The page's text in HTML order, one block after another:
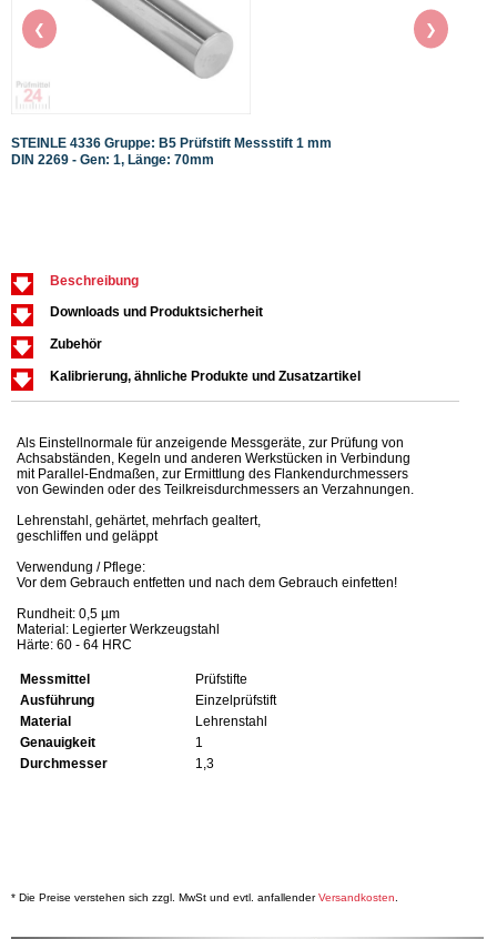
STEINLE 4336 Gruppe: B5 Prüfstift Messstift 1 mm
DIN 2269 - Gen: 1, Länge: 70mm
❮ ❯
Beschreibung
Downloads und Produktsicherheit
Zubehör
Kalibrierung, ähnliche Produkte und Zusatzartikel
Als Einstellnormale für anzeigende Messgeräte, zur Prüfung von
Achsabständen, Kegeln und anderen Werkstücken in Verbindung
mit Parallel-Endmaßen, zur Ermittlung des Flankendurchmessers
von Gewinden oder des Teilkreisdurchmessers an Verzahnungen.
Lehrenstahl, gehärtet, mehrfach gealtert,
geschliffen und geläppt
Verwendung / Pflege:
Vor dem Gebrauch entfetten und nach dem Gebrauch einfetten!
Rundheit: 0,5 µm
Material: Legierter Werkzeugstahl
Härte: 60 - 64 HRC
Messmittel
Prüfstifte
Ausführung
Einzelprüfstift
Material
Lehrenstahl
Genauigkeit
1
Durchmesser
1,3
* Die Preise verstehen sich zzgl. MwSt und evtl. anfallenderVersandkosten